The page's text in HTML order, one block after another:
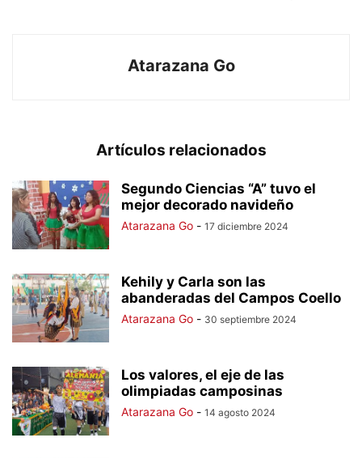
Atarazana Go
Artículos relacionados
Segundo Ciencias “A” tuvo el
mejor decorado navideño
Atarazana Go - 17 diciembre 2024
Kehily y Carla son las
abanderadas del Campos Coello
Atarazana Go - 30 septiembre 2024
Los valores, el eje de las
olimpiadas camposinas
Atarazana Go - 14 agosto 2024